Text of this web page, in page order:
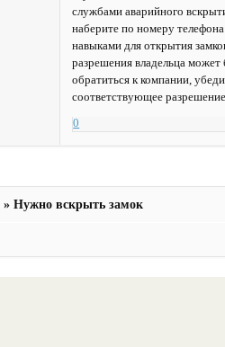
службами аварийного
наберите по номеру
навыками для открытия
разрешения владельца
обратиться к компании,
соответствующее
0
»Нужно вскрыть замок